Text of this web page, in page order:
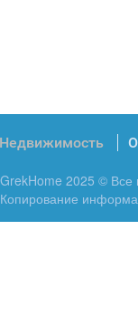
Недвижимость
GrekHome 2025 ©
Копирование